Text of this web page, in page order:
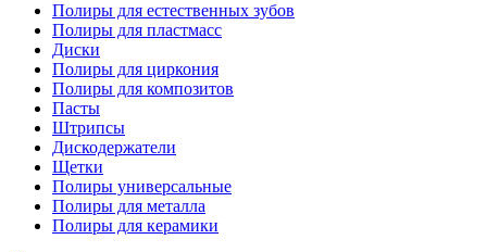
Полиры для естественных зубов
Полиры для пластмасс
Диски
Полиры для циркония
Полиры для композитов
Пасты
Штрипсы
Дискодержатели
Щетки
Полиры универсальные
Полиры для металла
Полиры для керамики